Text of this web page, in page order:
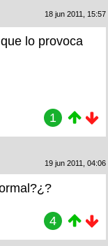
18 jun 2011, 15:57
lo provoca
1
19 jun 2011, 04:06
4